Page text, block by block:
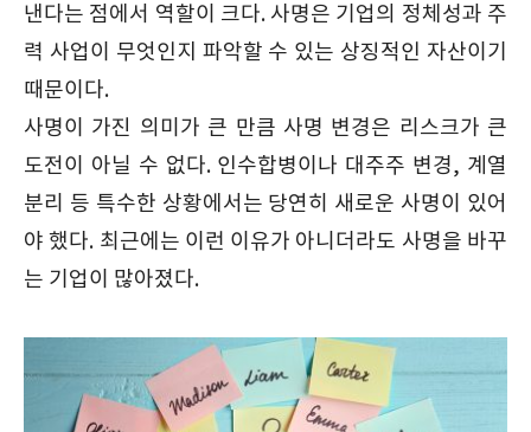
낸다는 점에서 역할이 크다. 사명은 기업의 정체성과 주
력 사업이 무엇인지 파악할 수 있는 상징적인 자산이기
때문이다.
사명이 가진 의미가 큰 만큼 사명 변경은 리스크가 큰
도전이 아닐 수 없다. 인수합병이나 대주주 변경, 계열
분리 등 특수한 상황에서는 당연히 새로운 사명이 있어
야 했다. 최근에는 이런 이유가 아니더라도 사명을 바꾸
는 기업이 많아졌다.